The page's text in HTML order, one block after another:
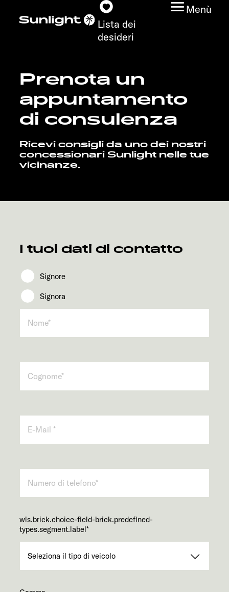
Lista dei
desideri
Menù
Modelli
Configuratore
Trovate il vostro
Sunlight
Prenota un
appuntamento
di consulenza
Ricevi consigli da uno dei nostri
concessionari Sunlight nelle tue
vicinanze.
I tuoi dati di contatto
Signore
Signora
wls.brick.choice-field-brick.predefined-
types.segment.label*